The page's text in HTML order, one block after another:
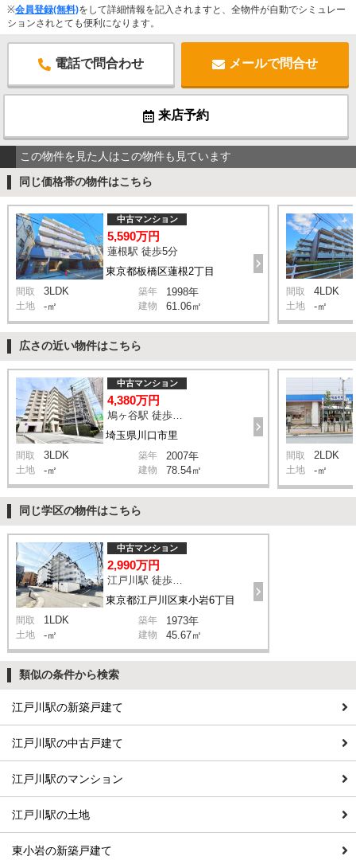
※会員登録(無料)をして詳細情報を記入されますと、全物件が自動でシミュレー
ションされとても便利になります。
電話で問合わせ メールで問合せ
来店予約
この物件を見た人はこの物件も見ています
同じ価格帯の物件はこちら
東京都板橋区蓮根2丁目
中古マンション
5,590万円
蓮根駅 徒歩5分
間取 3LDK 築年 1998年
土地 -㎡ 建物 61.06㎡
間取 4LDK
土地 -㎡
広さの近い物件はこちら
埼玉県川口市里
中古マンション
4,380万円
鳩ヶ谷駅 徒歩2分
間取 3LDK 築年 2007年
土地 -㎡ 建物 78.54㎡
間取 2LDK
土地 -㎡
同じ学区の物件はこちら
東京都江戸川区東小岩6丁目
中古マンション
2,990万円
間取 1LDK 築年 1973年
土地 -㎡ 建物 45.67㎡
類似の条件から検索
江戸川駅の新築戸建て
江戸川駅の中古戸建て
江戸川駅のマンション
江戸川駅の土地
東小岩の新築戸建て